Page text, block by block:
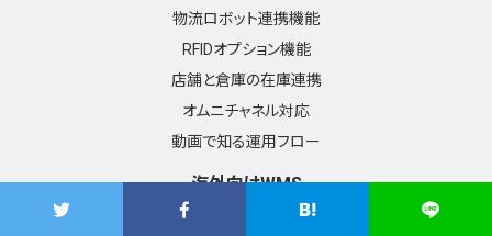
物流ロボット連携機能
RFIDオプション機能
店舗と倉庫の在庫連携
オムニチャネル対応
動画で知る運用フロー
海外向けWMS
東南アジア：Logizard ZERO